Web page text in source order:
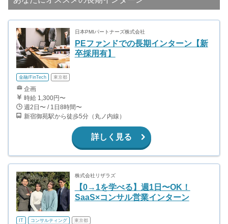
日本PMIパートナーズ株式会社
PEファンドでの長期インターン【新
卒採用有】
金融/FinTech 東京都
企画
時給 1,300円〜
週2日〜 / 1日8時間〜
新宿御苑駅から徒歩5分（丸ノ内線）
詳しく見る
株式会社リザラズ
【0→1を学べる】週1日〜OK！
SaaS×コンサル営業インターン
IT コンサルティング 東京都